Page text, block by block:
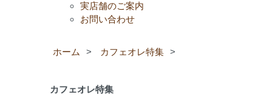
実店舗のご案内
お問い合わせ
ホーム > カフェオレ特集 >
カフェオレ特集